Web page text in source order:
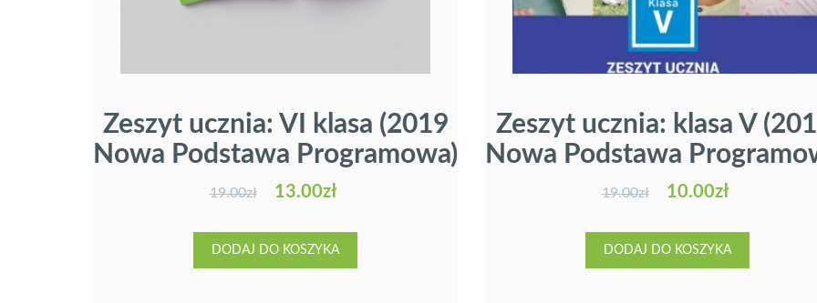
Zeszyt ucznia: VI klasa (2019
Nowa Podstawa Programowa)
19.00zł 13.00zł
DODAJ DO KOSZYKA
Zeszyt ucznia: klasa V
Nowa Podstawa
19.00zł 10.00zł
DODAJ DO KOSZYKA